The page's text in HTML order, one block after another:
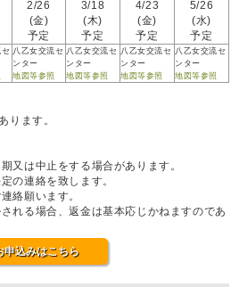
2/26
(金)
予定
3/18
(木)
予定
4/23
(金)
予定
5/26
(水)
予定
八乙女交流セ
ンター
地図等参照
八乙女交流セ
ンター
地図等参照
八乙女交流セ
ンター
地図等参照
八乙女交流セ
ンター
地図等参照
ります。
又は中止をする場合があります。
の連絡を致します。
絡願います。
れる場合、返金は基本応じかねますのであ
込みはこちら